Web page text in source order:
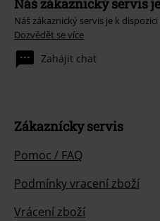
Náš zákaznický servis
Náš zákaznický servis je k
Dozvědět se více
Zahájit chat
Zákaznícky servis
Pomoc / FAQ
Podmínky vracení zboží
Vrácení zboží